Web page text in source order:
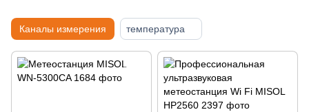
Каналы измерения температура